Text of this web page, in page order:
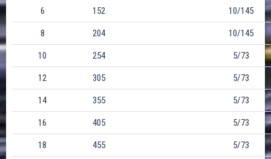
6 152 10/145
8 204 10/145
10 254 5/73
12 305 5/73
14 355 5/73
16 405 5/73
18 455 5/73